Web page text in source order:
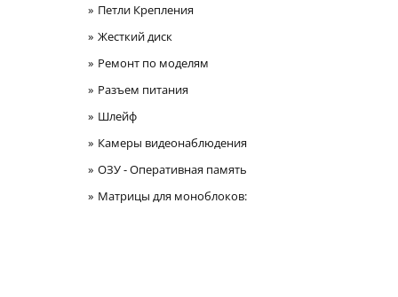
Петли Крепления
Жесткий диск
Ремонт по моделям
Разъем питания
Шлейф
Камеры видеонаблюдения
ОЗУ - Оперативная память
Матрицы для моноблоков: